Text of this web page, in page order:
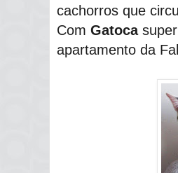
cachorros que
Com Gatoca
apartamento da